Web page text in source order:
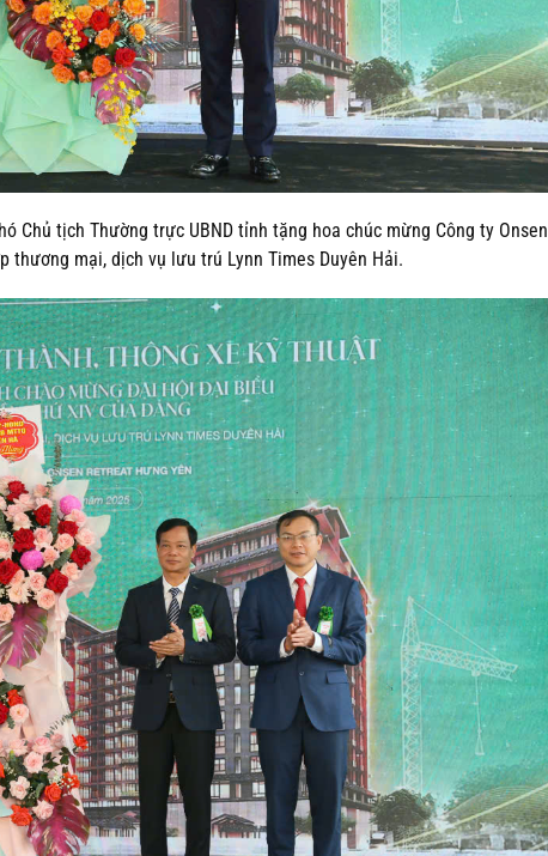
Chủ tịch Thường trực UBND tỉnh tặng hoa chúc mừng Công ty Onsen
mại, dịch vụ lưu trú Lynn Times Duyên Hải.